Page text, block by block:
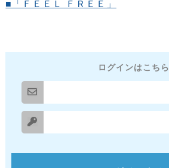
■「ＦＥＥＬ ＦＲＥＥ」
ログインはこちら